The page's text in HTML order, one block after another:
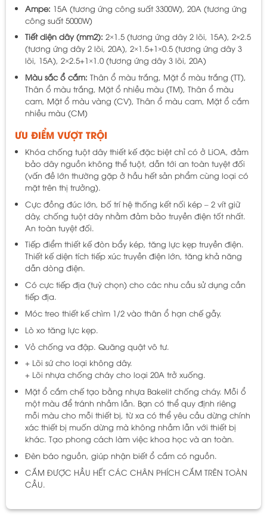
Ampe: 15A (tương ứng công suất 3300W), 20A (tương ứng
công suất 5000W)
Tiết diện dây (mm2): 2×1.5 (tương ứng dây 2 lõi, 15A), 2×2.5
(tương ứng dây 2 lõi, 20A), 2×1.5+1×0.5 (tương ứng dây 3
lõi, 15A), 2×2.5+1×1.0 (tương ứng dây 3 lõi, 20A)
Màu sắc ổ cắm: Thân ổ màu trắng, Mặt ổ màu trắng (TT),
Thân ổ màu trắng, Mặt ổ nhiều màu (TM), Thân ổ màu
cam, Mặt ổ màu vàng (CV), Thân ổ màu cam, Mặt ổ cắm
nhiều màu (CM)
ƯU ĐIỂM VƯỢT TRỘI
Khóa chống tuột dây thiết kế đặc biệt chỉ có ở LiOA, đảm
bảo dây nguồn không thể tuột, dẫn tới an toàn tuyệt đối
(vấn đề lớn thường gặp ở hầu hết sản phẩm cùng loại có
mặt trên thị trưởng).
Cực đồng đúc lớn, bố trí hệ thống kết nối kép – 2 vít giữ
dây, chống tuột dây nhằm đảm bảo truyền điện tốt nhất.
An toàn tuyệt đối.
Tiếp điểm thiết kế đòn bẩy kép, tăng lực kẹp truyền điện.
Thiết kế diện tích tiếp xúc truyền điện lớn, tăng khả năng
dẫn dòng điện.
Có cực tiếp địa (tuỳ chọn) cho các nhu cầu sử dụng cần
tiếp địa.
Móc treo thiết kế chìm 1/2 vào thân ổ hạn chế gẫy.
Lò xo tăng lực kẹp.
Vỏ chống va đập. Quăng quật vô tư.
+ Lõi sứ cho loại không dây.
+ Lõi nhựa chống cháy cho loại 20A trở xuống.
Mặt ổ cắm chế tạo bằng nhựa Bakelit chống cháy. Mỗi ổ
một màu để tránh nhầm lẫn. Bạn có thể quy định riêng
mỗi màu cho mỗi thiết bị, từ xa có thể yêu cầu dừng chính
xác thiết bị muốn dừng mà không nhầm lẫn với thiết bị
khác. Tạo phong cách làm việc khoa học và an toàn.
Đèn báo nguồn, giúp nhận biết ổ cắm có nguồn.
CẮM ĐƯỢC HẦU HẾT CÁC CHÂN PHÍCH CẮM TRÊN TOÀN
CẦU.